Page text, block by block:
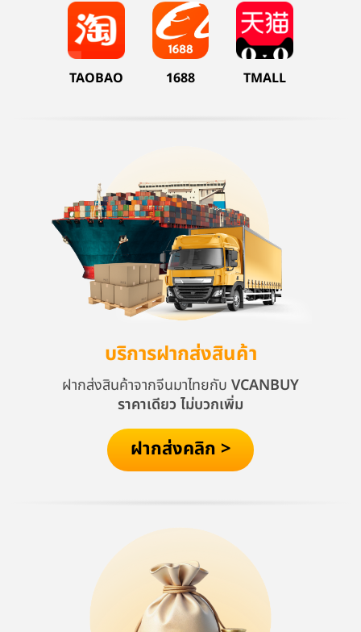
TAOBAO 1688 TMALL
บริการฝากส่งสินค้า
ฝากส่งสินค้าจากจีนมาไทยกับ VCANBUY
ราคาเดียว ไม่บวกเพิ่ม
ฝากส่งคลิก >